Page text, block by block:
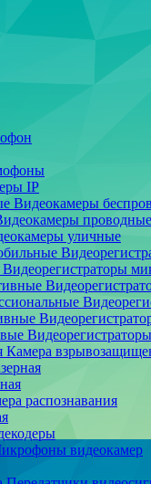
IP
Видеокамеры
проводные
уличные
Видеорегистраторы
Камера
распознавания
видеокамер